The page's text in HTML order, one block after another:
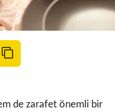
de zarafet önemli bir